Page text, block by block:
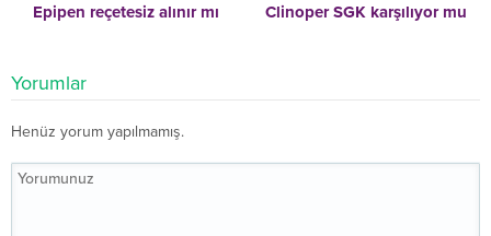
Epipen reçetesiz alınır mı Clinoper SGK karşılıyor mu
Yorumlar
Henüz yorum yapılmamış.